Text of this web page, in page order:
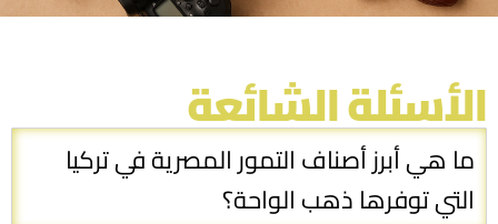
الأسئلة الشائعة
ما هي أبرز أصناف التمور المصرية في تركيا
التي توفرها ذهب الواحة؟